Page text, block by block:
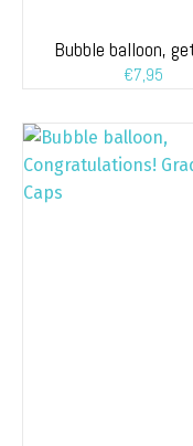
Bubble balloon,
€7,95